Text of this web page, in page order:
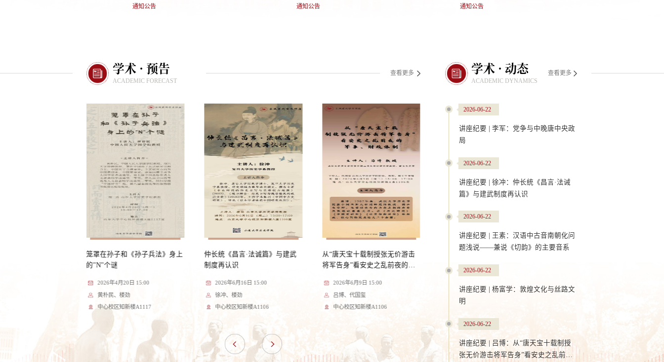
通知公告 通知公告 通知公告
学术 · 预告
ACADEMIC FORECAST
查看更多
笼罩在孙子和《孙子兵法》身上
的"N"个谜
2026年4月20日 15:00
黄朴民、楼劲
中心校区知新楼A1117
仲长统《昌言·法诚篇》与建武
制度再认识
2026年6月16日 15:00
徐冲、楼劲
中心校区知新楼A1106
从“唐天宝十载制授张无价游击
将军告身”看安史之乱前夜的军
2026年6月9日 15:00
吕博、代国玺
中心校区知新楼A1106
S.5598《毗沙门天王奉宣和尚神
妙补心丸方》研究
学术 · 动态
ACADEMIC DYNAMICS
查看更多
2026-06-22
讲座纪要 | 李军：党争与中晚唐中央政
局
2026-06-22
讲座纪要 | 徐冲：仲长统《昌言·法诫
篇》与建武制度再认识
2026-06-22
讲座纪要 | 王素：汉语中古音南朝化问
题浅说——兼说《切韵》的主要音系
2026-06-22
讲座纪要 | 杨富学：敦煌文化与丝路文
明
2026-06-22
讲座纪要 | 吕博：从“唐天宝十载制授
张无价游击将军告身”看安史之乱前夜